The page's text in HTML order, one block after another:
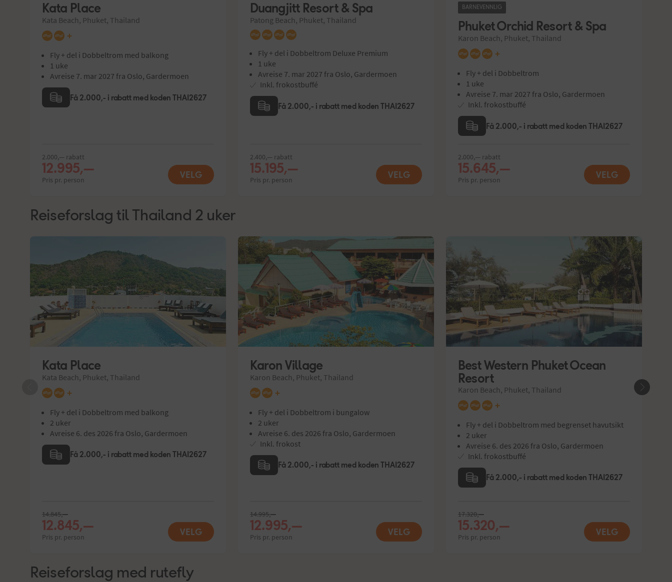
Kata Place
Kata Beach, Phuket, Thailand
+
Fly + del i Dobbeltrom med balkong
1 uke
Avreise 7. mar 2027 fra Oslo, Gardermoen
Få 2.000,- i rabatt med koden THAI2627
2.000,— rabatt
12.995,—
Pris pr. person VELG
Duangjitt Resort & Spa
Patong Beach, Phuket, Thailand
Fly + del i Dobbeltrom Deluxe Premium
1 uke
Avreise 7. mar 2027 fra Oslo, Gardermoen
Inkl. frokostbuffé
Få 2.000,- i rabatt med koden THAI2627
2.400,— rabatt
15.195,—
Pris pr. person VELG
BARNEVENNLIG
Phuket Orchid Resort & Spa
Karon Beach, Phuket, Thailand
+
Fly + del i Dobbeltrom
1 uke
Avreise 7. mar 2027 fra Oslo, Gardermoen
Inkl. frokostbuffé
Få 2.000,- i rabatt med koden THAI2627
2.000,— rabatt
15.645,—
Pris pr. person VELG
Reiseforslag til Thailand 2 uker
Kata Place
Kata Beach, Phuket, Thailand
+
Fly + del i Dobbeltrom med balkong
2 uker
Avreise 6. des 2026 fra Oslo, Gardermoen
Få 2.000,- i rabatt med koden THAI2627
14.845,—
12.845,—
Pris pr. person VELG
Karon Village
Karon Beach, Phuket, Thailand
+
Fly + del i Dobbeltrom i bungalow
2 uker
Avreise 6. des 2026 fra Oslo, Gardermoen
Inkl. frokost
Få 2.000,- i rabatt med koden THAI2627
14.995,—
12.995,—
Pris pr. person VELG
Best Western Phuket Ocean
Resort
Karon Beach, Phuket, Thailand
+
Fly + del i Dobbeltrom med begrenset havutsikt
2 uker
Avreise 6. des 2026 fra Oslo, Gardermoen
Inkl. frokostbuffé
Få 2.000,- i rabatt med koden THAI2627
17.320,—
15.320,—
Pris pr. person VELG
Reiseforslag med rutefly